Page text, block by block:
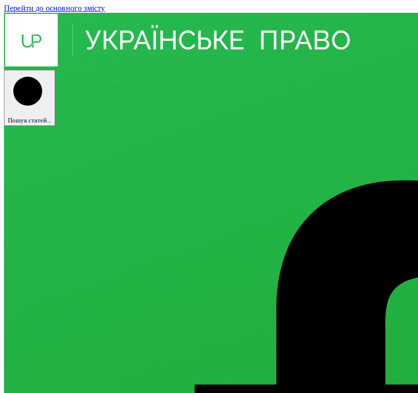
Перейти до основного змісту
Пошук статей...